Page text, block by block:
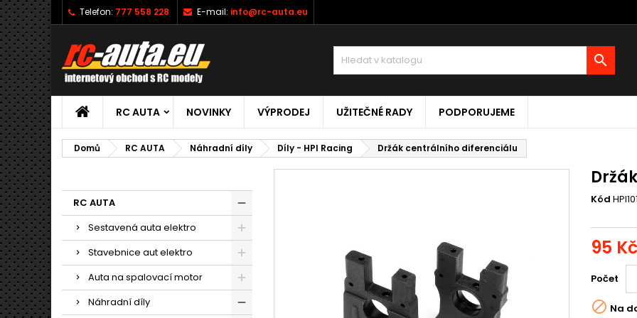
Telefon: 777 558 228 E-mail: info@rc-auta.eu

RC AUTA NOVINKY VÝPRODEJ UŽITEČNÉ RADY PODPORUJEME
Domů RC AUTA Náhradní díly Díly - HPI Racing Držák centrálního diferenciálu
RC AUTA
Sestavená auta elektro
Stavebnice aut elektro
Auta na spalovací motor
Náhradní díly
Kód
95 Kč
Počet
 Na